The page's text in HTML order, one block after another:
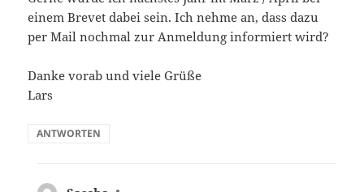
einem Brevet dabei sein. Ich nehme an, dass dazu
per Mail nochmal zur Anmeldung informiert wird?
Danke vorab und viele Grüße
Lars
ANTWORTEN